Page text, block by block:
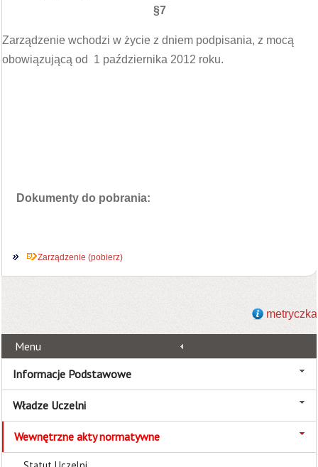
§7
Zarządzenie wchodzi w życie z dniem podpisania, z mocą
obowiązującą od 1 października 2012 roku.
Dokumenty do pobrania:
Zarządzenie (pobierz)
metryczka
Menu
Informacje Podstawowe
Władze Uczelni
Wewnętrzne akty normatywne